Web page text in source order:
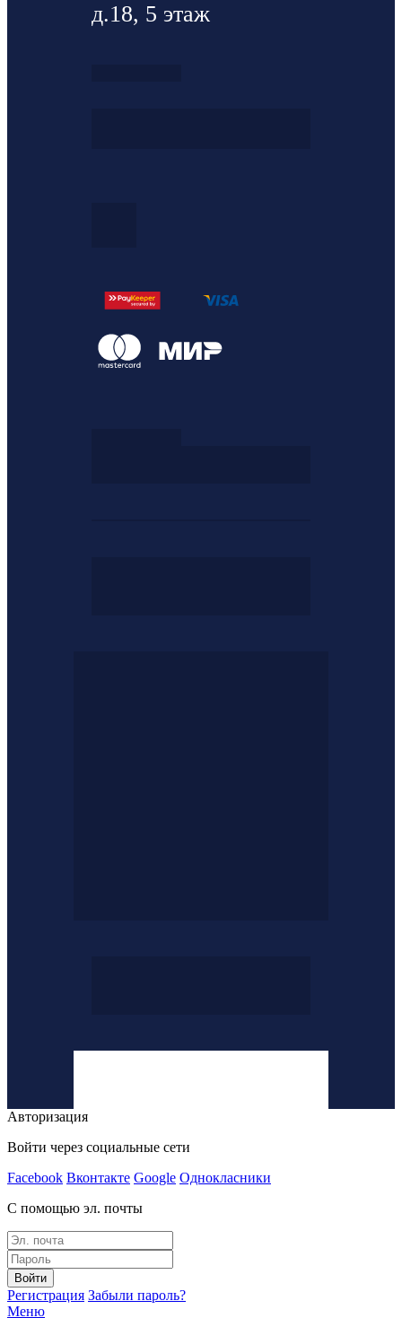
д.18, 5 этаж
Авторизация
Войти через социальные сети
Facebook Вконтакте Google Однокласники
С помощью эл. почты
Войти
Регистрация Забыли пароль?
Меню